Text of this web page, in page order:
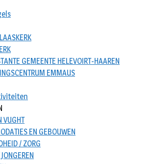
GEMEENTE HELEVOIRT-HAAREN
EMMAUS
VUGHT
EN GEBOUWEN
/ ZORG